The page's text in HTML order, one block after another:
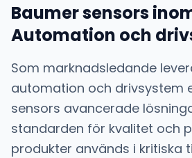
Baumer sensors
Automation och
Som marknadsledande
automation och drivsystem
sensors avancerade
standarden för kvalitet och
produkter används i kritiska